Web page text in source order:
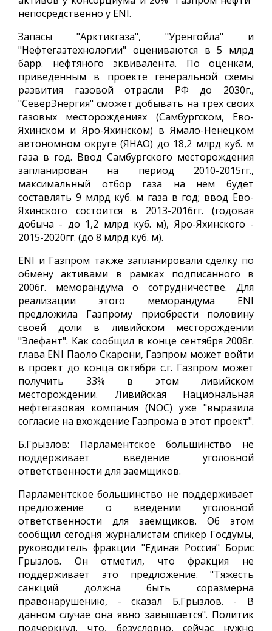
непосредственно у ENI.
Запасы "Арктикгаза", "Уренгойла" и
"Нефтегазтехнологии" оцениваются в 5 млрд
барр. нефтяного эквивалента. По оценкам,
приведенным в проекте генеральной схемы
развития газовой отрасли РФ до 2030г.,
"СеверЭнергия" сможет добывать на трех своих
газовых месторождениях (Самбургском, Ево-
Яхинском и Яро-Яхинском) в Ямало-Ненецком
автономном округе (ЯНАО) до 18,2 млрд куб. м
газа в год. Ввод Самбургского месторождения
запланирован на период 2010-2015гг.,
максимальный отбор газа на нем будет
составлять 9 млрд куб. м газа в год; ввод Ево-
Яхинского состоится в 2013-2016гг. (годовая
добыча - до 1,2 млрд куб. м), Яро-Яхинского -
2015-2020гг. (до 8 млрд куб. м).
ENI и Газпром также запланировали сделку по
обмену активами в рамках подписанного в
2006г. меморандума о сотрудничестве. Для
реализации этого меморандума ENI
предложила Газпрому приобрести половину
своей доли в ливийском месторождении
"Элефант". Как сообщил в конце сентября 2008г.
глава ENI Паоло Скарони, Газпром может войти
в проект до конца октября с.г. Газпром может
получить 33% в этом ливийском
месторождении. Ливийская Национальная
нефтегазовая компания (NOC) уже "выразила
согласие на вхождение Газпрома в этот проект".
Б.Грызлов: Парламентское большинство не
поддерживает введение уголовной
ответственности для заемщиков.
Парламентское большинство не поддерживает
предложение о введении уголовной
ответственности для заемщиков. Об этом
сообщил сегодня журналистам спикер Госдумы,
руководитель фракции "Единая Россия" Борис
Грызлов. Он отметил, что фракция не
поддерживает это предложение. "Тяжесть
санкций должна быть соразмерна
правонарушению, - сказал Б.Грызлов. - В
данном случае она явно завышается". Политик
подчеркнул, что, безусловно, сейчас нужно